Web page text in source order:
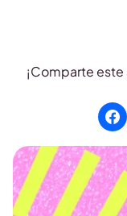
¡Comparte